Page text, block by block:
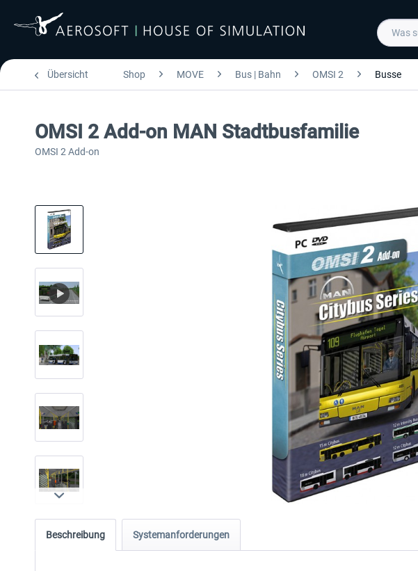
Übersicht Shop MOVE Bus | Bahn OMSI 2 Busse
OMSI 2 Add-on MAN Stadtbusfamilie
OMSI 2 Add-on
Beschreibung Systemanforderungen